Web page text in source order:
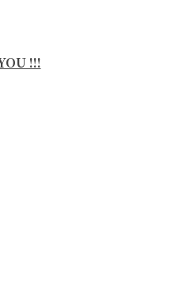
!!!